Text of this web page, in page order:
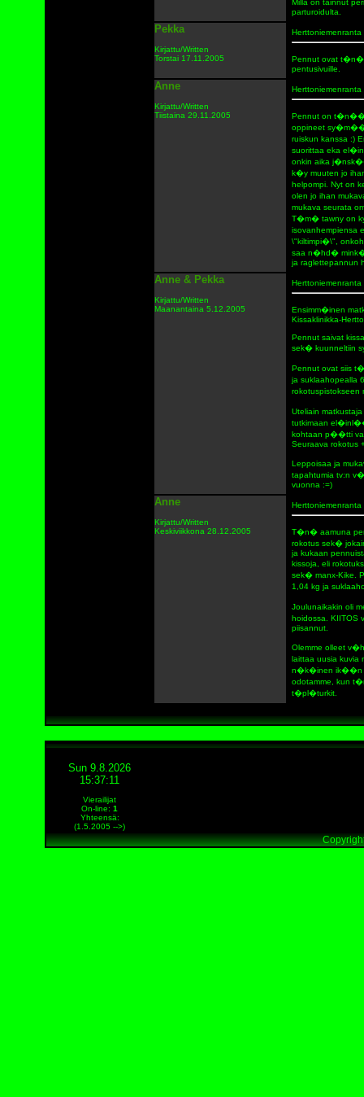
Milla on tainnut
parturoidulta.
Pekka
Kirjattu/Written
Torstai 17.11.2005
Herttoniemenranta
Pennut ovat
pentusivuille.
Anne
Kirjattu/Written
Tiistaina 29.11.2005
Herttoniemenranta
Pennut on
oppineet
ruiskun kanssa :)
suorittaa eka
onkin aika
k�y muuten jo
helpompi. Nyt on
olen jo ihan
mukava seurata
T�m� tawny on
\"kiltimpi�\",
saa n�hd� mink�
ja raglettepannun
Anne & Pekka
Kirjattu/Written
Maanantaina 5.12.2005
Herttoniemenranta
Ensimm�inen
Kissaklinikka-
Pennut saivat
sek� kuunneltiin
Pennut ovat siis
ja suklaahopealla
Uteliain
tutkimaan
kohtaan p��tti
Seuraava rokotus
Leppoisaa ja
tapahtumia tv:n
vuonna :=)
Anne
Kirjattu/Written
Keskiviikkona 28.12.2005
Herttoniemenranta
T�n� aamuna
rokotus sek�
ja kukaan
kissoja, eli
sek� manx-Kike.
1,04 kg ja
Joulunaikakin oli
hoidossa.
piisannut.
Olemme olleet
laittaa uusia
n�k�inen ik��n
odotamme, kun
t�pl�turkit.
Sun 9.8.2026
15:37:11
Vierailijat
On-line: 1
Yhteensä:
(1.5.2005 -->)